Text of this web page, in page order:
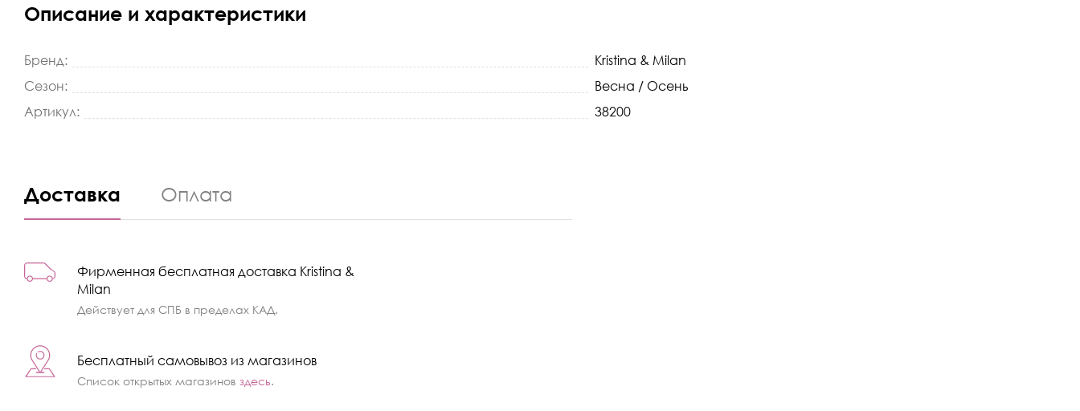
Описание и характеристики
Бренд:
Kristina & Milan
Сезон:
Весна / Осень
Артикул:
38200
Доставка Оплата
Фирменная бесплатная доставка Kristina &
Milan
Действует для СПБ в пределах КАД.
Бесплатный самовывоз из магазинов
Список открытых магазиновздесь.